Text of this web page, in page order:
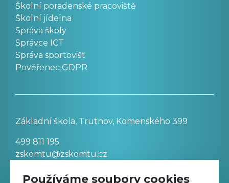
Školní poradenské pracoviště
Školní jídelna
Správa školy
Správce ICT
Správa sportovišť
Pověřenec GDPR
Základní škola, Trutnov, Komenského 399
499 811 195
zskomtu@zskomtu.cz
Používáme soubory cookies